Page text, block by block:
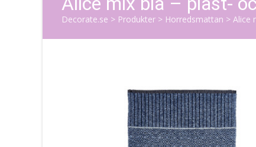
Decorate.se > Produkter > Horredsmattan > Alice